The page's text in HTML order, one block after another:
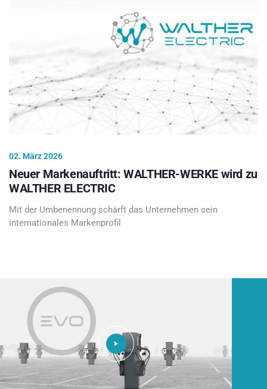
02. März 2026
Neuer Markenauftritt: WALTHER-WERKE wird zu
WALTHER ELECTRIC
Mit der Umbenennung schärft das Unternehmen sein
internationales Markenprofil